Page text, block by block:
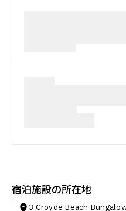
宿泊施設の所在地
3 Croyde Beach